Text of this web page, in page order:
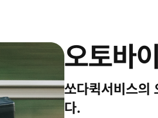
오토바
쏘다퀵서비스의
다.